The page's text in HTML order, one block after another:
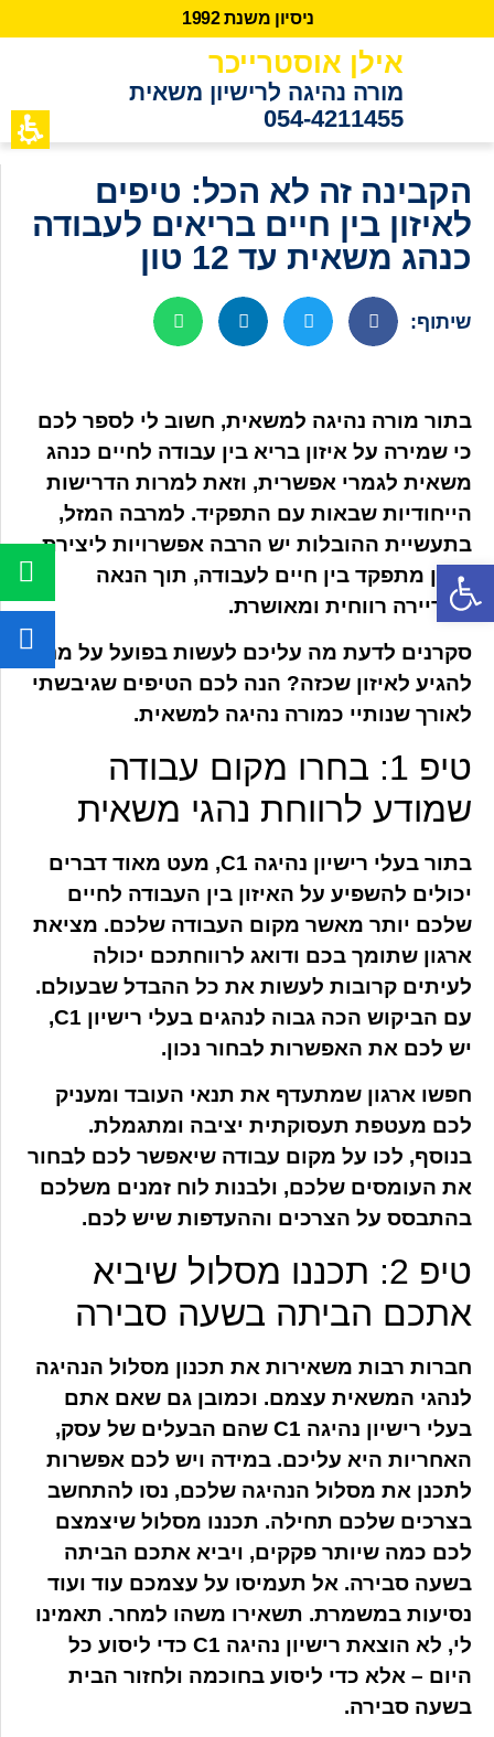
ניסיון משנת 2
9
9
1
אילן אוסטרייכר
מורה נהיגה לרישיון משאית
054-4211455
הקבינה זה לא הכל: טיפים
לאיזון בין חיים בריאים לעבודה
כנהג משאית עד 12 טון
שיתוף:
בתור מורה נהיגה למשאית, חשוב לי לספר לכם
כי שמירה על איזון בריא בין עבודה לחיים כנהג
משאית לגמרי אפשרית, וזאת למרות הדרישות
הייחודיות שבאות עם התפקיד. למרבה המזל,
בתעשיית ההובלות יש הרבה אפשרויות ליצירת
איזון מתפקד בין חיים לעבודה, תוך הנאה
מקריירה רווחית ומאושרת.
סקרנים לדעת מה עליכם לעשות בפועל על מנת
להגיע לאיזון שכזה? הנה לכם הטיפים שגיבשתי
לאורך שנותיי כמורה נהיגה למשאית.
טיפ 1: בחרו מקום עבודה
שמודע לרווחת נהגי משאית
בתור בעלי רישיון נהיגה C1, מעט מאוד דברים
יכולים להשפיע על האיזון בין העבודה לחיים
שלכם יותר מאשר מקום העבודה שלכם. מציאת
ארגון שתומך בכם ודואג לרווחתכם יכולה
לעיתים קרובות לעשות את כל ההבדל שבעולם.
עם הביקוש הכה גבוה לנהגים בעלי רישיון C1,
יש לכם את האפשרות לבחור נכון.
חפשו ארגון שמתעדף את תנאי העובד ומעניק
לכם מעטפת תעסוקתית יציבה ומתגמלת.
בנוסף, לכו על מקום עבודה שיאפשר לכם לבחור
את העומסים שלכם, ולבנות לוח זמנים משלכם
בהתבסס על הצרכים וההעדפות שיש לכם.
טיפ 2: תכננו מסלול שיביא
אתכם הביתה בשעה סבירה
חברות רבות משאירות את תכנון מסלול הנהיגה
לנהגי המשאית עצמם. וכמובן גם שאם אתם
בעלי רישיון נהיגה C1 שהם הבעלים של עסק,
האחריות היא עליכם. במידה ויש לכם אפשרות
לתכנן את מסלול הנהיגה שלכם, נסו להתחשב
בצרכים שלכם תחילה. תכננו מסלול שיצמצם
לכם כמה שיותר פקקים, ויביא אתכם הביתה
בשעה סבירה. אל תעמיסו על עצמכם עוד ועוד
נסיעות במשמרת. תשאירו משהו למחר. תאמינו
לי, לא הוצאת רישיון נהיגה C1 כדי ליסוע כל
היום – אלא כדי ליסוע בחוכמה ולחזור הבית
בשעה סבירה.
פתח סרגל נגישות